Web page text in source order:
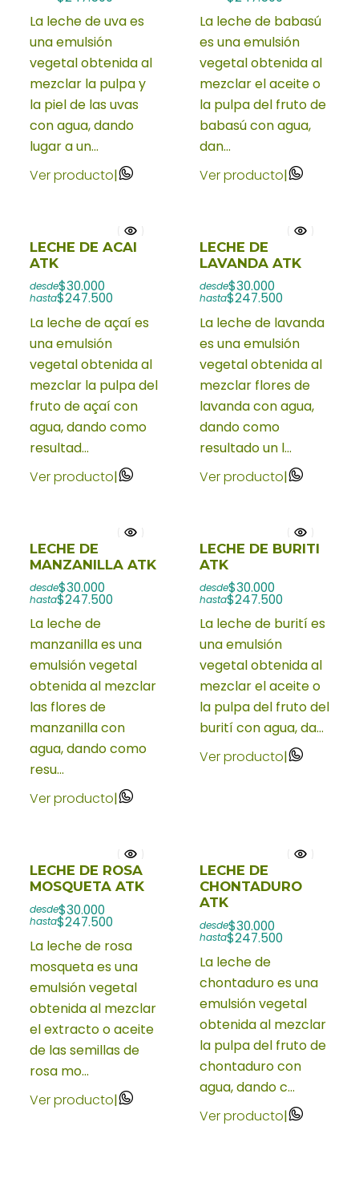
La leche de uva es
una emulsión
vegetal obtenida al
mezclar la pulpa y
la piel de las uvas
con agua, dando
lugar a un...
Ver producto|
La leche de babasú
es una emulsión
vegetal obtenida al
mezclar el aceite o
la pulpa del fruto de
babasú con agua,
dan...
Ver producto|
LECHE DE ACAI
ATK
desde$30.000
hasta$247.500
La leche de açaí es
una emulsión
vegetal obtenida al
mezclar la pulpa del
fruto de açaí con
agua, dando como
resultad...
Ver producto|
LECHE DE
LAVANDA ATK
desde$30.000
hasta$247.500
La leche de lavanda
es una emulsión
vegetal obtenida al
mezclar flores de
lavanda con agua,
dando como
resultado un l...
Ver producto|
LECHE DE
MANZANILLA ATK
desde$30.000
hasta$247.500
La leche de
manzanilla es una
emulsión vegetal
obtenida al mezclar
las flores de
manzanilla con
agua, dando como
resu...
Ver producto|
LECHE DE BURITI
ATK
desde$30.000
hasta$247.500
La leche de burití es
una emulsión
vegetal obtenida al
mezclar el aceite o
la pulpa del fruto del
burití con agua, da...
Ver producto|
LECHE DE ROSA
MOSQUETA ATK
desde$30.000
hasta$247.500
La leche de rosa
mosqueta es una
emulsión vegetal
obtenida al mezclar
el extracto o aceite
de las semillas de
rosa mo...
Ver producto|
LECHE DE
CHONTADURO
ATK
desde$30.000
hasta$247.500
La leche de
chontaduro es una
emulsión vegetal
obtenida al mezclar
la pulpa del fruto de
chontaduro con
agua, dando c...
Ver producto|